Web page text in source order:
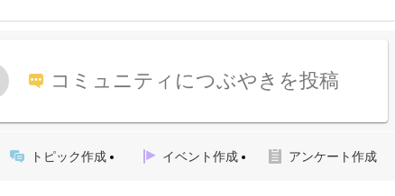
コミュニティにつぶやきを投稿
トピック作成 イベント作成 アンケート作成